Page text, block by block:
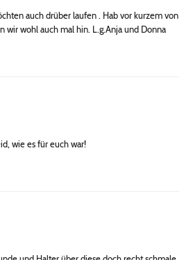
auch drüber laufen . Hab vor kurzem von
wir wohl auch mal hin. L.g.Anja und Donna
wie es für euch war!